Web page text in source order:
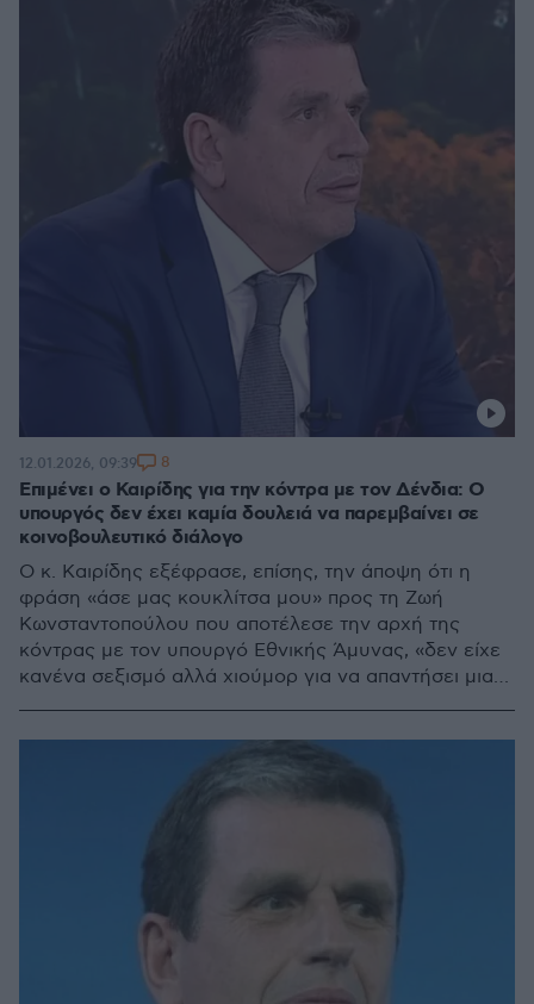
Επιμένει ο Καιρίδης για την κόντρα με τον Δένδια: Ο
υπουργός δεν έχει καμία δουλειά να παρεμβαίνει σε
κοινοβουλευτικό διάλογο
Ο κ. Καιρίδης εξέφρασε, επίσης, την άποψη ότι η
φράση «άσε μας κουκλίτσα μου» προς τη Ζωή
Κωνσταντοπούλου που αποτέλεσε την αρχή της
κόντρας με τον υπουργό Εθνικής Άμυνας, «δεν είχε
κανένα σεξισμό αλλά χιούμορ για να απαντήσει μια
12.01.2026, 09:39 8